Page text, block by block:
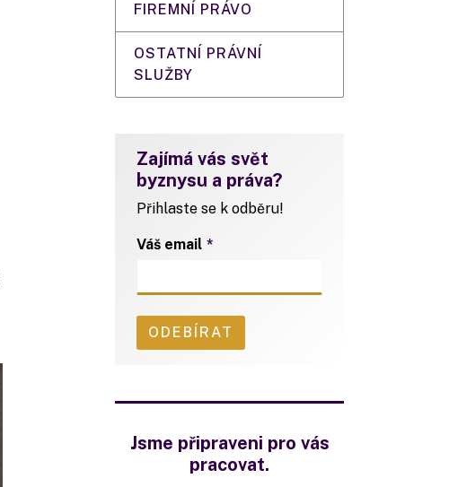
FIREMNÍ PRÁVO
OSTATNÍ PRÁVNÍ
SLUŽBY
Zajímá vás svět
byznysu a práva?
Přihlaste se k odběru!
Váš email
Jsme připraveni pro vás
pracovat.